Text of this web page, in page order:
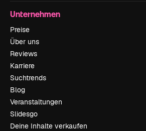
Unternehmen
Preise
Über uns
Reviews
Karriere
Suchtrends
Blog
Veranstaltungen
Slidesgo
Deine Inhalte verkaufen